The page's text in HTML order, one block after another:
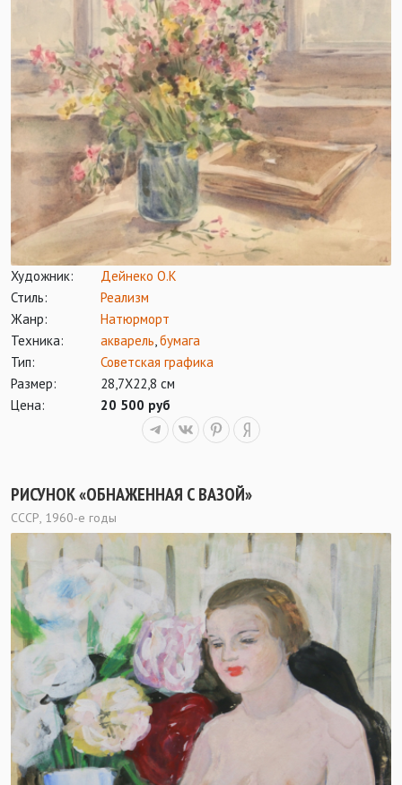
Художник:
Дейнеко О.К
Стиль:
Реализм
Жанр:
Натюрморт
Техника:
акварель,бумага
Тип:
Советская графика
Размер:
28,7Х22,8 см
Цена:
20 500 руб
РИСУНОК «ОБНАЖЕННАЯ С ВАЗОЙ»
СССР, 1960-е годы